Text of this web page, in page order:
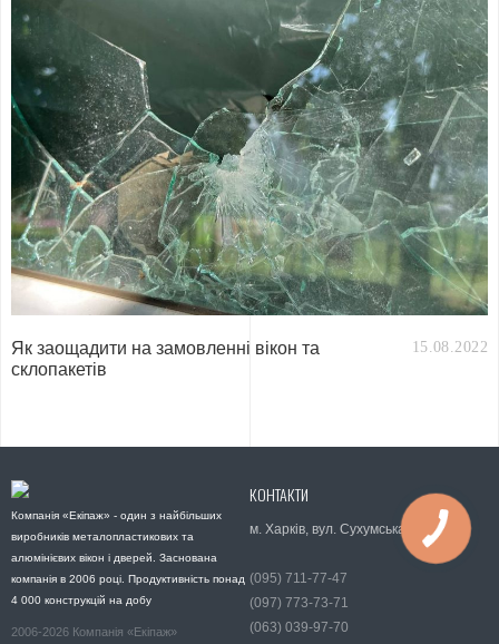
Як заощадити на замовленні вікон та
склопакетів
15.08.2022
Компанія «Екіпаж» - один з найбільших
виробників металопластикових та
алюмінієвих вікон і дверей. Заснована
компанія в 2006 році. Продуктивність понад
4 000 конструкцій на добу
2006-2026 Компанія «Екіпаж»
КОНТАКТИ
м. Харків, вул. Сухумська 11
(095) 711-77-47
(097) 773-73-71
(063) 039-97-70